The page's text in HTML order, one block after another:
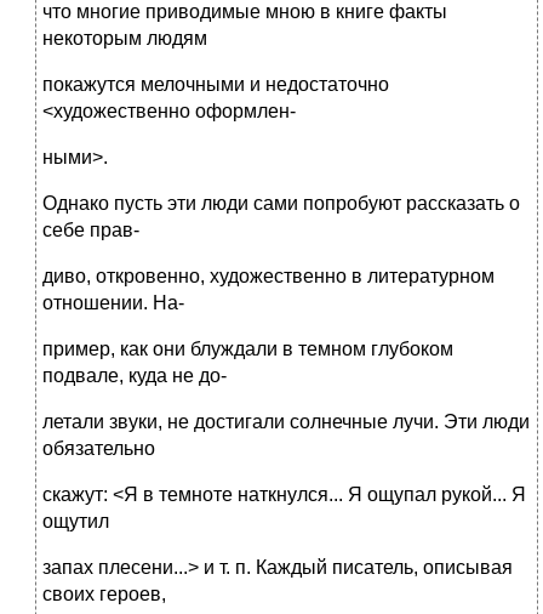
что многие приводимые мною в книге факты
некоторым людям
покажутся мелочными и недостаточно
<художественно оформлен-
ными>.
Однако пусть эти люди сами попробуют рассказать о
себе прав-
диво, откровенно, художественно в литературном
отношении. На-
пример, как они блуждали в темном глубоком
подвале, куда не до-
летали звуки, не достигали солнечные лучи. Эти люди
обязательно
скажут: <Я в темноте наткнулся... Я ощупал рукой... Я
ощутил
запах плесени...> и т. п. Каждый писатель, описывая
своих героев,